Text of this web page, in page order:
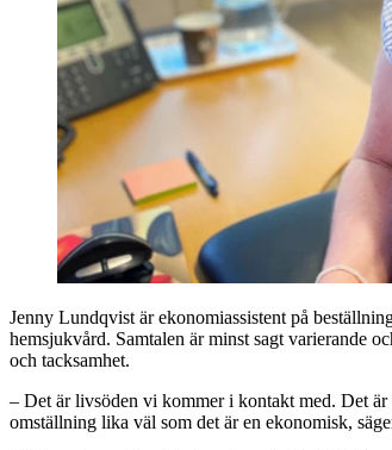
Jenny Lundqvist är ekonomiassistent på
hemsjukvård. Samtalen är minst sagt varierande
och tacksamhet.
– Det är livsöden vi kommer i kontakt med. Det
omställning lika väl som det är en ekonomisk,